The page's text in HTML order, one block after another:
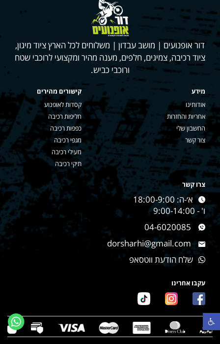
פתח סרגל נגישות
דור אופנועים | מושב עבדון | משלוחים לכל הארץ ציוד מיגון,
ציוד רכיבה, צמיגים, חלפים, מענה מהיר ומקצועי לרוכבי שטח
ורוכבי כביש.
מידע
אודותינו
אחריות והחזרות
החשבון שלי
צור קשר
קישורים מהירים
קסדות לאופנוע
חליפות רכיבה
כפפות רכיבה
מגפי רכיבה
מעילי רכיבה
תיקי רכיבה
צרו קשר
א׳-ה: 18:00-9:00
ו' - 9:00-14:00
04-6020085
dorsharhi@gmail.com
שלח הודעת ווטסאפ
עקבו אחרינו